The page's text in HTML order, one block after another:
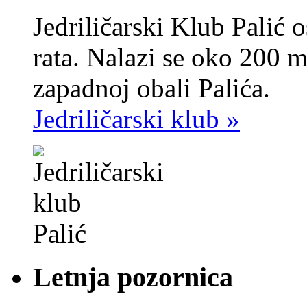
Jedriličarski Klub Palić
rata. Nalazi se oko 200
zapadnoj obali Palića.
Jedriličarski klub »
Letnja pozornica